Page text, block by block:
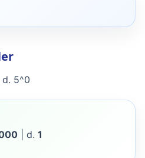
5^0
| d. 1